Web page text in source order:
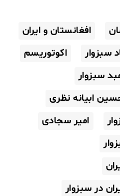
افغانستان و ایران
سبزوار
اکوتوریسم
سبزوار
ابیانه نظری
امیر سجادی
در سبزوار